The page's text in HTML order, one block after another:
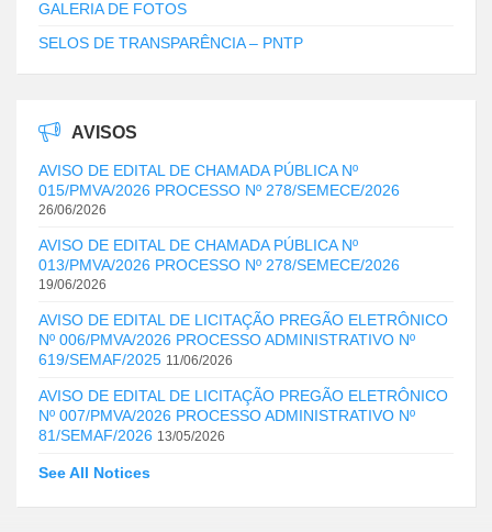
GALERIA DE FOTOS
SELOS DE TRANSPARÊNCIA – PNTP
AVISOS
AVISO DE EDITAL DE CHAMADA PÚBLICA Nº
015/PMVA/2026 PROCESSO Nº 278/SEMECE/2026
26/06/2026
AVISO DE EDITAL DE CHAMADA PÚBLICA Nº
013/PMVA/2026 PROCESSO Nº 278/SEMECE/2026
19/06/2026
AVISO DE EDITAL DE LICITAÇÃO PREGÃO ELETRÔNICO
Nº 006/PMVA/2026 PROCESSO ADMINISTRATIVO Nº
619/SEMAF/2025 11/06/2026
AVISO DE EDITAL DE LICITAÇÃO PREGÃO ELETRÔNICO
Nº 007/PMVA/2026 PROCESSO ADMINISTRATIVO Nº
81/SEMAF/2026 13/05/2026
See All Notices